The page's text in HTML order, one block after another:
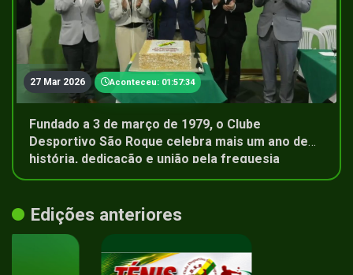
27 Mar 2026 Aconteceu: 01:57:34
Fundado a 3 de março de 1979, o Clube
Desportivo São Roque celebra mais um ano de
história, dedicação e união pela freguesia
Edições anteriores